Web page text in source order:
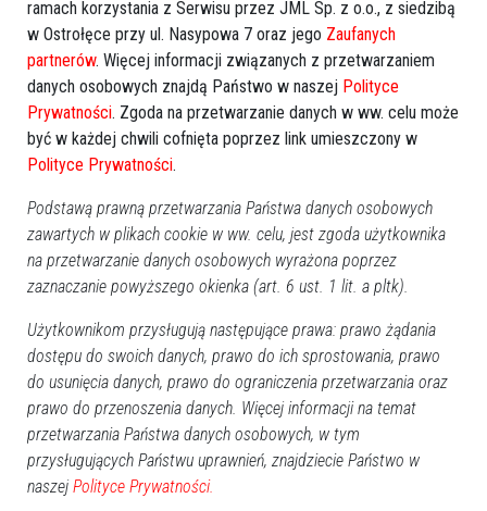
ramach korzystania z Serwisu przez JML Sp. z o.o., z siedzibą
w Ostrołęce przy ul. Nasypowa 7 oraz jego Zaufanych
partnerów. Więcej informacji związanych z przetwarzaniem
danych osobowych znajdą Państwo w naszej Polityce
Prywatności. Zgoda na przetwarzanie danych w ww. celu może
być w każdej chwili cofnięta poprzez link umieszczony w
Polityce Prywatności.
Podstawą prawną przetwarzania Państwa danych osobowych
zawartych w plikach cookie w ww. celu, jest zgoda użytkownika
na przetwarzanie danych osobowych wyrażona poprzez
zaznaczanie powyższego okienka (art. 6 ust. 1 lit. a pltk).
Użytkownikom przysługują następujące prawa: prawo żądania
dostępu do swoich danych, prawo do ich sprostowania, prawo
do usunięcia danych, prawo do ograniczenia przetwarzania oraz
prawo do przenoszenia danych. Więcej informacji na temat
przetwarzania Państwa danych osobowych, w tym
przysługujących Państwu uprawnień, znajdziecie Państwo w
naszej Polityce Prywatności.